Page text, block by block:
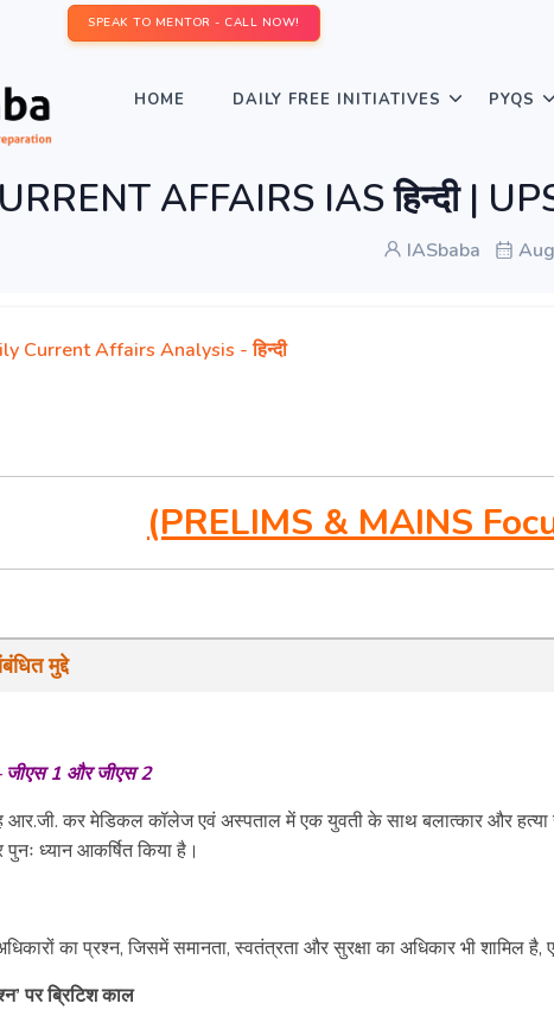
SPEAK TO MENTOR - CALL NOW!
HOME DAILY FREE INITIATIVES PYQS
AFFAIRS IAS हिन्दी |
IASbaba
Current Affairs Analysis - हिन्दी
(PRELIMS & MAINS
मुद्दे
जीएस1 और जीएस2
आर.जी. कर मेडिकल कॉलेज एवं अस्पताल में एक युवती के साथ बलात्कार और हत्या
पुनः ध्यान आकर्षित किया है।
का प्रश्न, जिसमें समानता, स्वतंत्रता और सुरक्षा का अधिकार भी शामिल है,
परब्रिटिशकाल